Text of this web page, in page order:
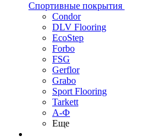
Спортивные покрытия
Condor
DLV Flooring
EcoStep
Forbo
FSG
Gerflor
Grabo
Sport Flooring
Tarkett
А-Ф
Еще